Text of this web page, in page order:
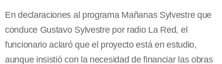
En declaraciones al programa Mañanas Sylvestre que
conduce Gustavo Sylvestre por radio La Red, el
funcionario aclaró que el proyecto está en estudio,
aunque insistió con la necesidad de financiar las obras